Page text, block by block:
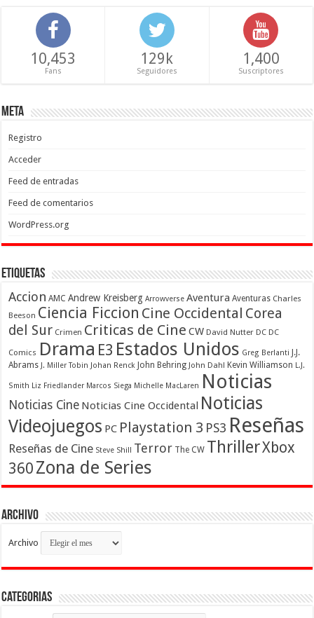
10,453
Fans
129k
Seguidores
1,400
Suscriptores
Meta
Registro
Acceder
Feed de entradas
Feed de comentarios
WordPress.org
Etiquetas
Accion AMC Andrew Kreisberg Arrowverse Aventura Aventuras Charles
Beeson Ciencia Ficcion Cine Occidental Corea
del Sur Crimen Criticas de Cine CW David Nutter DC DC
Comics Drama E3 Estados Unidos Greg Berlanti J.J.
Abrams J. Miller Tobin Johan Renck John Behring John Dahl Kevin Williamson L.J.
Smith Liz Friedlander Marcos Siega Michelle MacLaren Noticias
Noticias Cine Noticias Cine Occidental Noticias
Videojuegos PC Playstation 3 PS3 Reseñas
Reseñas de Cine Steve Shill Terror The CW ThrillerXbox
360 Zona de Series
Archivo
Archivo
Categorias